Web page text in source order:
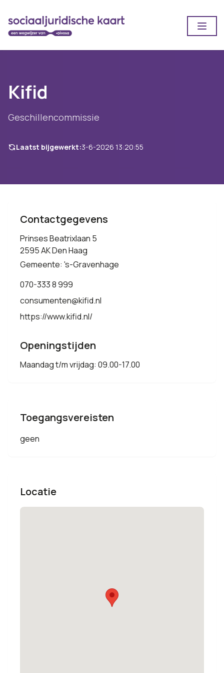
Kifid
Geschillencommissie
Laatst bijgewerkt:3-6-2026 13:20:55
Contactgegevens
Prinses Beatrixlaan 5
2595 AK Den Haag
Gemeente: 's-Gravenhage
070-333 8 999
consumenten@kifid.nl
https://www.kifid.nl/
Openingstijden
Maandag t/m vrijdag: 09.00-17.00
Toegangsvereisten
geen
Locatie